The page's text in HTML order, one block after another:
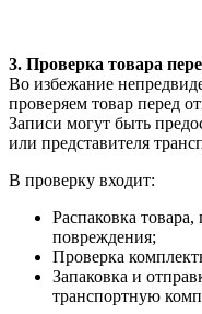
3. Проверка товара
Во избежание
проверяем товар перед
Записи могут быть
или представителя
В проверку входит:
Распаковка товара,
повреждения;
Проверка
Запаковка и
транспортную